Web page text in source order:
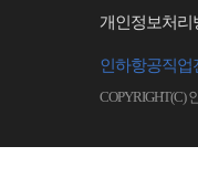
개인정보처리
인하항공직업
COPYRIGHT(C)